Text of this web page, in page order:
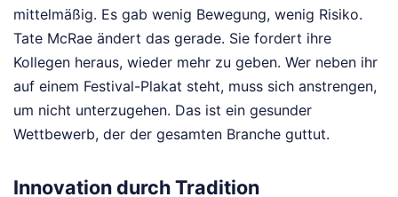
mittelmäßig. Es gab wenig Bewegung, wenig Risiko.
Tate McRae ändert das gerade. Sie fordert ihre
Kollegen heraus, wieder mehr zu geben. Wer neben ihr
auf einem Festival-Plakat steht, muss sich anstrengen,
um nicht unterzugehen. Das ist ein gesunder
Wettbewerb, der der gesamten Branche guttut.
Innovation durch Tradition